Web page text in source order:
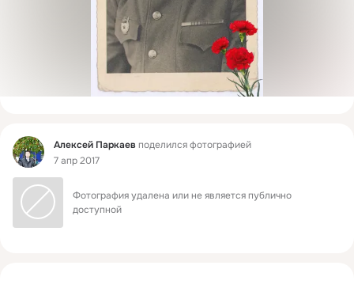
Фид Алексей Паркаев поделился фотографией
7 апр 2017
Фотография удалена или не является публично
доступной